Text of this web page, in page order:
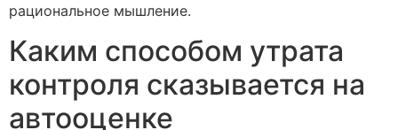
рациональное мышление.
Каким способом утрата
контроля сказывается на
автооценке